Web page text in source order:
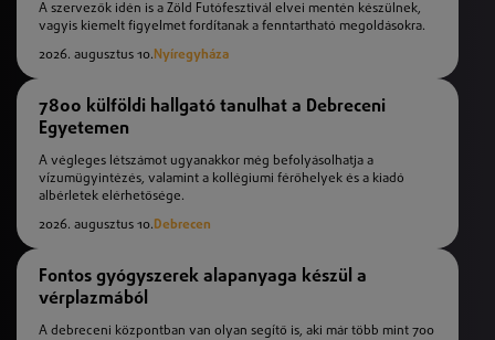
A szervezők idén is a Zöld Futófesztivál elvei mentén készülnek,
vagyis kiemelt figyelmet fordítanak a fenntartható megoldásokra.
2026. augusztus 10. Nyíregyháza
7800 külföldi hallgató tanulhat a Debreceni
Egyetemen
A végleges létszámot ugyanakkor még befolyásolhatja a
vízumügyintézés, valamint a kollégiumi férőhelyek és a kiadó
albérletek elérhetősége.
2026. augusztus 10.Debrecen
Fontos gyógyszerek alapanyaga készül a
vérplazmából
A debreceni központban van olyan segítő is, aki már több mint 700